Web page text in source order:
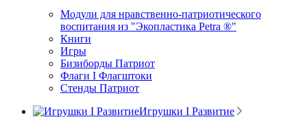
Модули для нравственно-патриотического
воспитания из "Экопластика Petra ®"
Книги
Игры
Бизиборды Патриот
Флаги I Флагштоки
Стенды Патриот
Игрушки I Развитие